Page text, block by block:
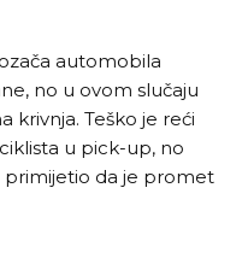
automobila
no u ovom slučaju
krivnja. Teško je reći
u pick-up, no
primijetio da je promet